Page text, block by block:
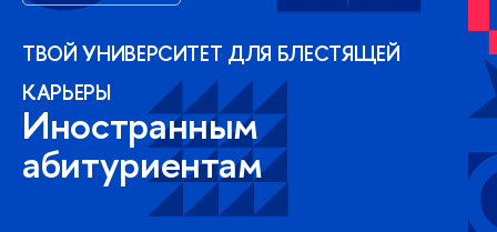
ТВОЙ УНИВЕРСИТЕТ ДЛЯ БЛЕСТЯЩЕЙ
КАРЬЕРЫ
Иностранным
абитуриентам